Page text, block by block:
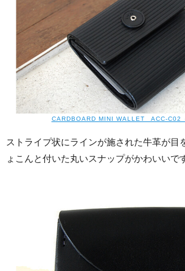
CARDBOARD MINI WALLET ACC-C02（
ストライプ状にラインが施された牛革が目
ょこんと付いた丸いスナップがかわいいで